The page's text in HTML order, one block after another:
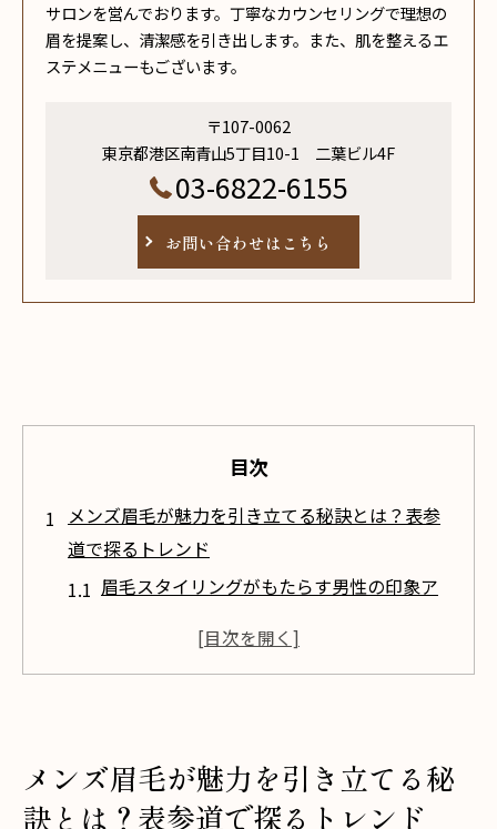
サロンを営んでおります。丁寧なカウンセリングで理想の
眉を提案し、清潔感を引き出します。また、肌を整えるエ
ステメニューもございます。
〒107-0062
東京都港区南青山5丁目10-1 二葉ビル4F
03-6822-6155
お問い合わせはこちら
目次
メンズ眉毛が魅力を引き立てる秘訣とは？表参
道で探るトレンド
眉毛スタイリングがもたらす男性の印象ア
表参道で注目されるメンズ眉毛トレンドの
骨格に合わせたカスタマイズの重要性
最新技術で実現する洗練された眉毛
メンズ眉毛が魅力を引き立てる秘
訣とは？表参道で探るトレンド